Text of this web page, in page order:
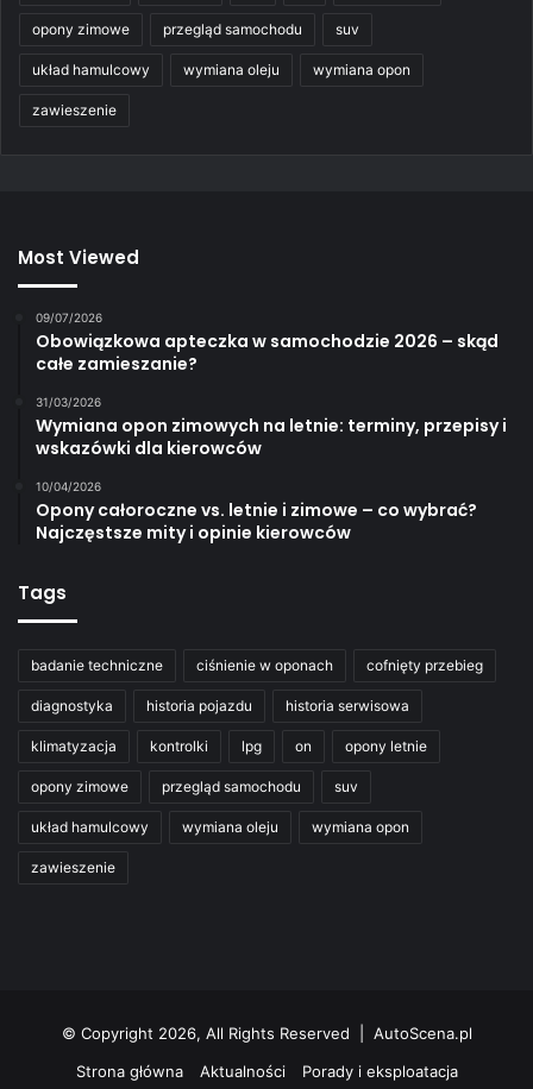
opony zimowe przegląd samochodu suv
układ hamulcowy wymiana oleju wymiana opon
zawieszenie
Most Viewed
09/07/2026
Obowiązkowa apteczka w samochodzie 2026 – skąd
całe zamieszanie?
31/03/2026
Wymiana opon zimowych na letnie: terminy, przepisy i
wskazówki dla kierowców
10/04/2026
Opony całoroczne vs. letnie i zimowe – co wybrać?
Najczęstsze mity i opinie kierowców
Tags
badanie techniczne ciśnienie w oponach cofnięty przebieg
diagnostyka historia pojazdu historia serwisowa
klimatyzacja kontrolki lpg on opony letnie
opony zimowe przegląd samochodu suv
układ hamulcowy wymiana oleju wymiana opon
zawieszenie
© Copyright 2026, All Rights Reserved | AutoScena.pl
Strona główna
Aktualności Porady i eksploatacja